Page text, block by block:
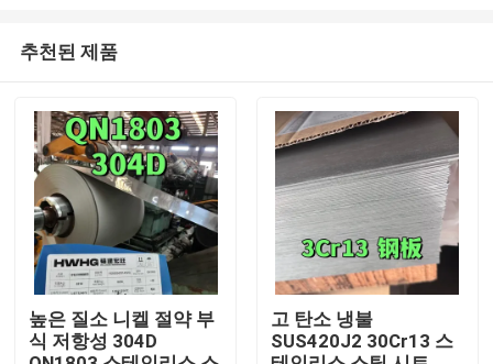
추천된 제품
높은 질소 니켈 절약 부
식 저항성 304D
고 탄소 냉불
SUS420J2 30Cr13 스